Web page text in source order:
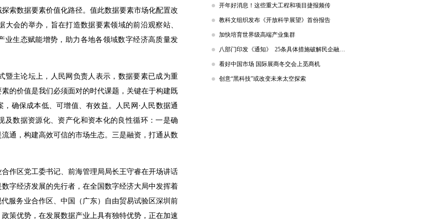
索数据要素价值化路径。值此数据要素市场化配置改
大会的举办，旨在打造数据要素领域的前沿观察站、
业生态赋能增势，助力各地各领域数字经济高质量发
暨主论坛上，人民网负责人表示，数据要素已成为重
的价值是我们必须面对的时代课题，关键在于构建既
确保成本低、可增值、有效益。人民网·人民数据通
及数据资源化、资产化和资本化的良性循环：一是确
通，构建高效可信的市场生态。三是融资，打通从数
作区党工委书记、前海管理局局长王守睿在开场讲话
字经济发展的先行者，在全国数字经济大局中发挥着
服务业合作区、中国（广东）自由贸易试验区深圳前
策优势，在发展数据产业上具有独特优势，正在加速
开年好消息！这些重大工程和项目捷报频传
教科文组织发布《开放科学展望》首份报告
加快培育世界级高端产业集群
八部门印发《通知》 25条具体措施破解民企融资难题
看好中国市场 国际展商冬交会上觅商机
创意“黑科技”或改变未来太空探索